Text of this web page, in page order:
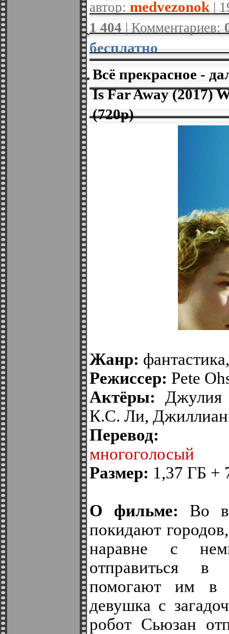
автор: medvezonok |
1 404| Комментариев:
бесплатно
Всё прекрасное -
Is Far Away (2017)
(720p)
Жанр:
Режиссер: Pete
Актёры: Джулия
К.С. Ли,
многоголосый
Размер: 1,37 ГБ +
О фильме: Во
покидают
наравне с
отправиться
помогают им в
девушка с
робот Сьюзан